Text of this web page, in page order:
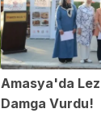
Amasya'da
Damga Vurdu!